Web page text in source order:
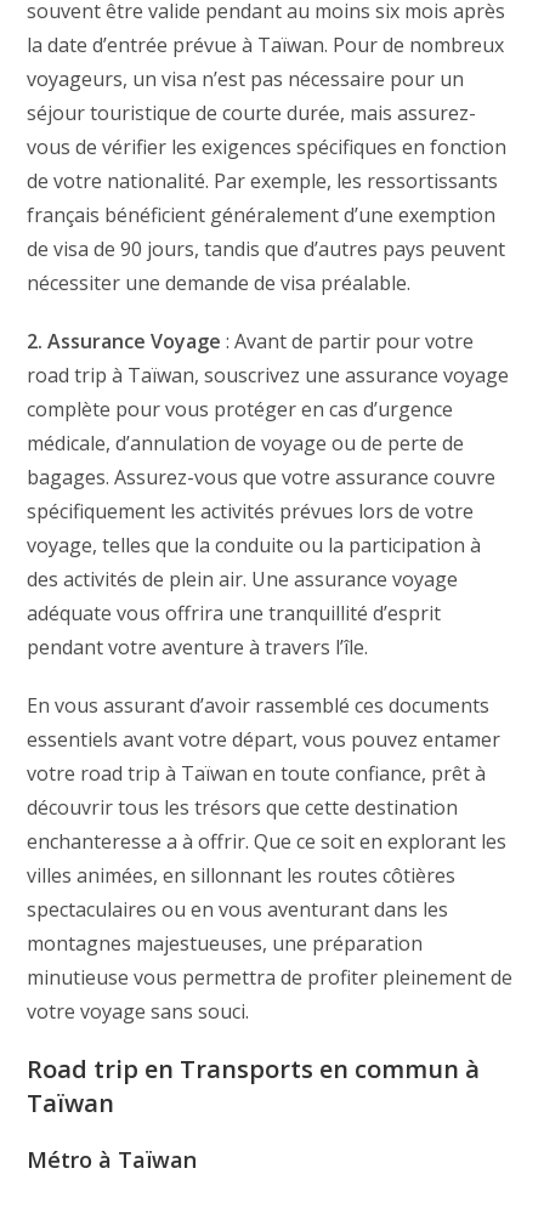
souvent être valide pendant au moins six mois après
la date d’entrée prévue à Taïwan. Pour de nombreux
voyageurs, un visa n’est pas nécessaire pour un
séjour touristique de courte durée, mais assurez-
vous de vérifier les exigences spécifiques en fonction
de votre nationalité. Par exemple, les ressortissants
français bénéficient généralement d’une exemption
de visa de 90 jours, tandis que d’autres pays peuvent
nécessiter une demande de visa préalable.
2. Assurance Voyage : Avant de partir pour votre
road trip à Taïwan, souscrivez une assurance voyage
complète pour vous protéger en cas d’urgence
médicale, d’annulation de voyage ou de perte de
bagages. Assurez-vous que votre assurance couvre
spécifiquement les activités prévues lors de votre
voyage, telles que la conduite ou la participation à
des activités de plein air. Une assurance voyage
adéquate vous offrira une tranquillité d’esprit
pendant votre aventure à travers l’île.
En vous assurant d’avoir rassemblé ces documents
essentiels avant votre départ, vous pouvez entamer
votre road trip à Taïwan en toute confiance, prêt à
découvrir tous les trésors que cette destination
enchanteresse a à offrir. Que ce soit en explorant les
villes animées, en sillonnant les routes côtières
spectaculaires ou en vous aventurant dans les
montagnes majestueuses, une préparation
minutieuse vous permettra de profiter pleinement de
votre voyage sans souci.
Road trip en Transports en commun à
Taïwan
Métro à Taïwan